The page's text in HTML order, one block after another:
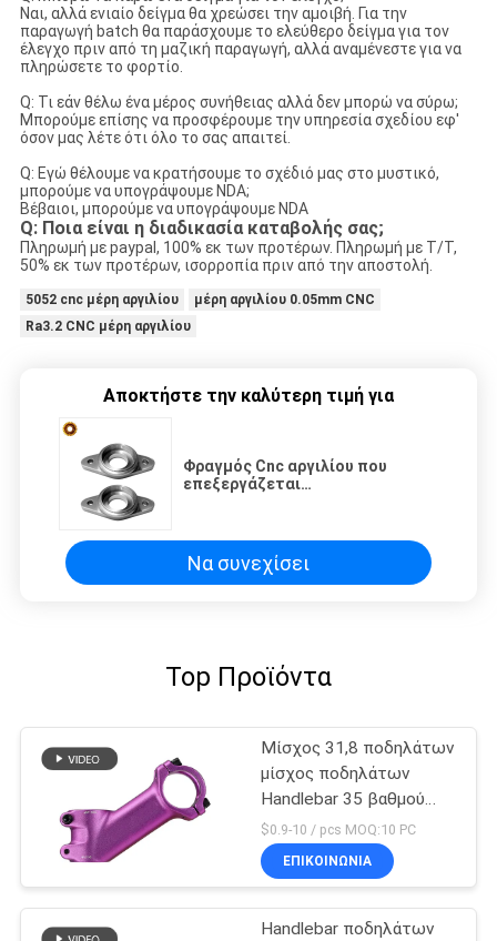
Ναι, αλλά ενιαίο δείγμα θα χρεώσει την αμοιβή. Για την
παραγωγή batch θα παράσχουμε το ελεύθερο δείγμα για τον
έλεγχο πριν από τη μαζική παραγωγή, αλλά αναμένεστε για να
πληρώσετε το φορτίο.
Q: Τι εάν θέλω ένα μέρος συνήθειας αλλά δεν μπορώ να σύρω;
Μπορούμε επίσης να προσφέρουμε την υπηρεσία σχεδίου εφ'
όσον μας λέτε ότι όλο το σας απαιτεί.
Q: Εγώ θέλουμε να κρατήσουμε το σχέδιό μας στο μυστικό,
μπορούμε να υπογράψουμε NDA;
Βέβαιοι, μπορούμε να υπογράψουμε NDA
Q: Ποια είναι η διαδικασία καταβολής σας;
Πληρωμή με paypal, 100% εκ των προτέρων. Πληρωμή με T/T,
50% εκ των προτέρων, ισορροπία πριν από την αποστολή.
5052 cnc μέρη αργιλίου
μέρη αργιλίου 0.05mm CNC
Ra3.2 CNC μέρη αργιλίου
Αποκτήστε την καλύτερη τιμή για
Φραγμός Cnc αργιλίου που
επεξεργάζεται
πρωτοτύπου λέιζερ άλεσης τη
γυρίζοντας
Να συνεχίσει
Top Προϊόντα
Μίσχος 31,8 ποδηλάτων
μίσχος ποδηλάτων
Handlebar 35 βαθμού
διαλυτικό χρώματος
μετωπών
$0.9-10 / pcs MOQ:10 PC
ΕΠΙΚΟΙΝΩΝΊΑ
Handlebar ποδηλάτων